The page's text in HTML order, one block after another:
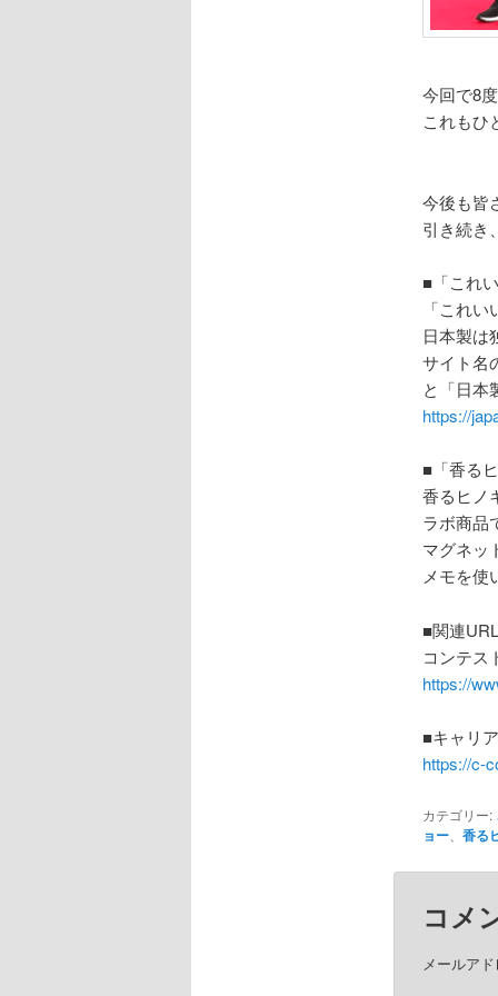
今回で8
これもひ
今後も皆
引き続き
■「これ
「これ
日本製は
サイト名
と「日本
https://
■「香る
香るヒノ
ラボ商品
マグネッ
メモを使
■関連
コンテス
https://
■キャリ
https://c-
カテゴリー:
ョー、 香る
コメ
メールア